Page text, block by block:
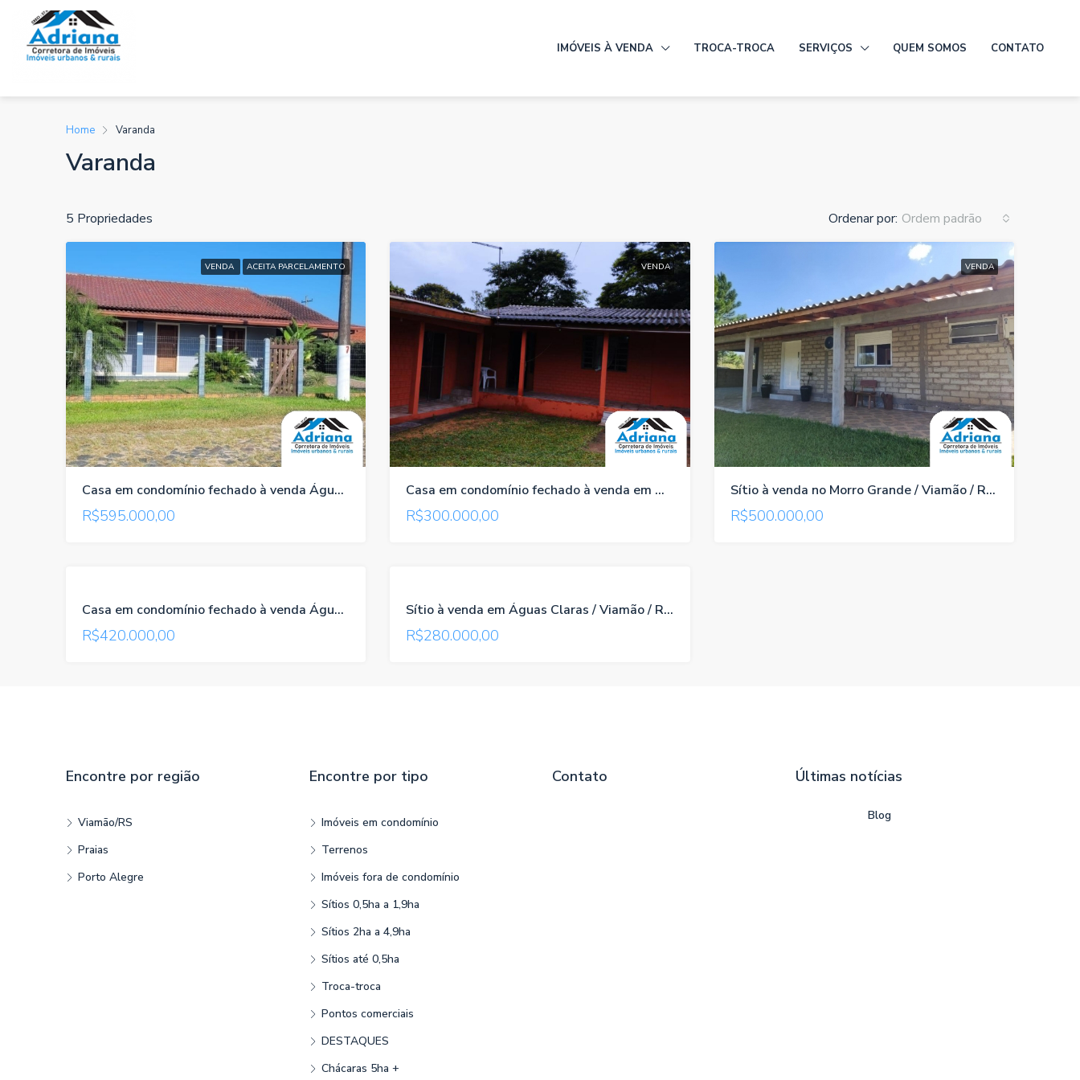
IMÓVEIS À VENDA TROCA-TROCA SERVIÇOS QUEM SOMOS CONTATO
Home Varanda
Varanda
5 Propriedades Ordenar por: Ordem padrão
VENDA ACEITA PARCELAMENTO
Casa em condomínio fechado à venda Águas Claras/Viamão/RS , referência 108
R$595.000,00
VENDA
Casa em condomínio fechado à venda em Águas Claras/Viamão/RS , referência 102
R$300.000,00
VENDA
Sítio à venda no Morro Grande / Viamão / RS, referência 1066
R$500.000,00
ACEITA
PARCELAMENTO
Casa em condomínio fechado à venda Águas Claras/Viamão/RS , referência 115
R$420.000,00
TROCA
VENDA
Sítio à venda em Águas Claras / Viamão / RS, referência 1203
R$280.000,00
Encontre por região
Viamão/RS
Praias
Porto Alegre
Encontre por tipo
Imóveis em condomínio
Terrenos
Imóveis fora de condomínio
Sítios 0,5ha a 1,9ha
Sítios 2ha a 4,9ha
Sítios até 0,5ha
Troca-troca
Pontos comerciais
DESTAQUES
Chácaras 5ha +
Contato Últimas notícias
Blog